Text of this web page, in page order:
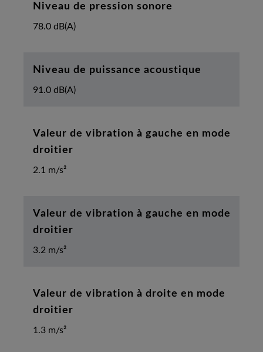
Niveau de pression sonore
78.0 dB(A)
Niveau de puissance acoustique
91.0 dB(A)
Valeur de vibration à gauche en mode
droitier
2.1 m/s²
Valeur de vibration à gauche en mode
droitier
3.2 m/s²
Valeur de vibration à droite en mode
droitier
1.3 m/s²